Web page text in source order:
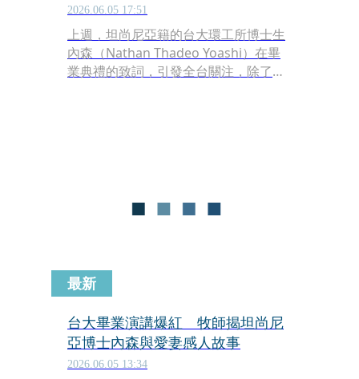
2026.06.05 17:51
上週，坦尚尼亞籍的台大環工所博士生
內森（Nathan Thadeo Yoashi）在畢
業典禮的致詞，引發全台關注，除了他
費不足而停招。
最新
台大畢業演講爆紅 牧師揭坦尚尼
亞博士內森與愛妻感人故事
2026.06.05 13:34